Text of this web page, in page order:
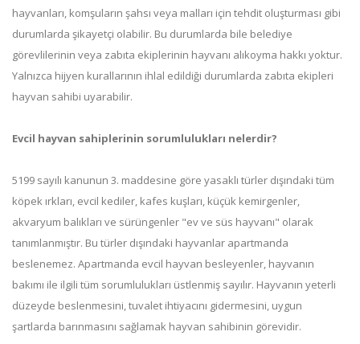
hayvanları, komşuların şahsı veya malları için tehdit oluşturması gibi
durumlarda şikayetçi olabilir. Bu durumlarda bile belediye
görevlilerinin veya zabıta ekiplerinin hayvanı alıkoyma hakkı yoktur.
Yalnızca hijyen kurallarının ihlal edildiği durumlarda zabıta ekipleri
hayvan sahibi uyarabilir.
Evcil hayvan sahiplerinin sorumlulukları nelerdir?
5199 sayılı kanunun 3. maddesine göre yasaklı türler dışındaki tüm
köpek ırkları, evcil kediler, kafes kuşları, küçük kemirgenler,
akvaryum balıkları ve sürüngenler "ev ve süs hayvanı" olarak
tanımlanmıştır. Bu türler dışındaki hayvanlar apartmanda
beslenemez. Apartmanda evcil hayvan besleyenler, hayvanın
bakımı ile ilgili tüm sorumlulukları üstlenmiş sayılır. Hayvanın yeterli
düzeyde beslenmesini, tuvalet ihtiyacını gidermesini, uygun
şartlarda barınmasını sağlamak hayvan sahibinin görevidir.